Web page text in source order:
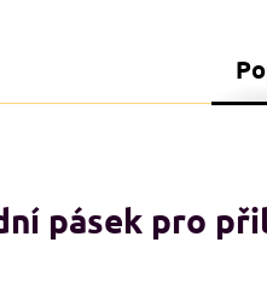
pásek pro
NADMĚRNÉ VELIKOSTI XXL+